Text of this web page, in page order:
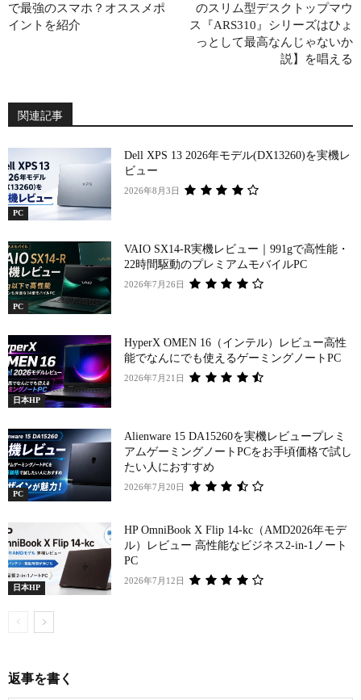
で最強のスマホ？オススメポ
イントを紹介
のスリム型デスクトップマウ
ス『ARS310』シリーズはひょ
っとして最高なんじゃないか
説】を唱える
関連記事
PC
Dell XPS 13 2026年モデル(DX13260)を実機レ
ビュー
2026年8月3日
PC
VAIO SX14-R実機レビュー｜991gで高性能・
22時間駆動のプレミアムモバイルPC
2026年7月26日
日本HP
HyperX OMEN 16（インテル）レビュー高性
能でなんにでも使えるゲーミングノートPC
2026年7月21日
PC
Alienware 15 DA15260を実機レビュープレミ
アムゲーミングノートPCをお手頃価格で試し
たい人におすすめ
2026年7月20日
日本HP
HP OmniBook X Flip 14-kc（AMD2026年モデ
ル）レビュー 高性能なビジネス2-in-1ノート
PC
2026年7月12日
返事を書く